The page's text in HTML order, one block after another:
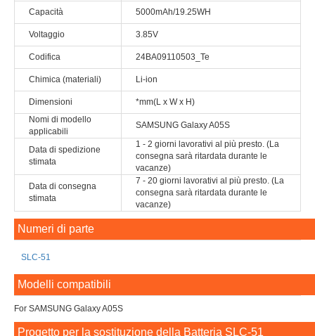
Capacità
5000mAh/19.25WH
Voltaggio 3.85V
Codifica 24BA09110503_Te
Chimica (materiali) Li-ion
Dimensioni
*mm(L x W x H)
Nomi di modello
applicabili
SAMSUNG Galaxy A05S
Data di spedizione
stimata
1 - 2 giorni lavorativi al più presto. (La
consegna sarà ritardata durante le
vacanze)
Data di consegna
stimata
7 - 20 giorni lavorativi al più presto. (La
consegna sarà ritardata durante le
vacanze)
Numeri di parte
SLC-51
Modelli compatibili
For SAMSUNG Galaxy A05S
Progetto per la sostituzione della Batteria SLC-51